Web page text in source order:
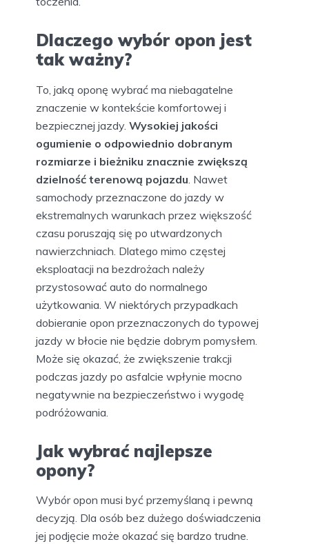
Dlaczego wybór opon jest
tak ważny?
To, jaką oponę wybrać ma niebagatelne
znaczenie w kontekście komfortowej i
bezpiecznej jazdy. Wysokiej jakości
ogumienie o odpowiednio dobranym
rozmiarze i bieżniku znacznie zwiększą
dzielność terenową pojazdu . Nawet
samochody przeznaczone do jazdy w
ekstremalnych warunkach przez większość
czasu poruszają się po utwardzonych
nawierzchniach. Dlatego mimo częstej
eksploatacji na bezdrożach należy
przystosować auto do normalnego
użytkowania. W niektórych przypadkach
dobieranie opon przeznaczonych do typowej
jazdy w błocie nie będzie dobrym pomysłem.
Może się okazać, że zwiększenie trakcji
podczas jazdy po asfalcie wpłynie mocno
negatywnie na bezpieczeństwo i wygodę
podróżowania.
Jak wybrać najlepsze
opony?
Wybór opon musi być przemyślaną i pewną
decyzją. Dla osób bez dużego doświadczenia
jej podjęcie może okazać się bardzo trudne.